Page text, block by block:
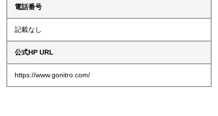
電話番号
記載なし
公式HP URL
https://www.gonitro.com/